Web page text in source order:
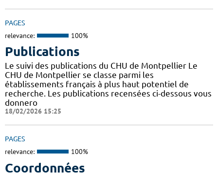
PAGES
relevance: 100%
Publications
Le suivi des publications du CHU de Montpellier Le
CHU de Montpellier se classe parmi les
établissements français à plus haut potentiel de
recherche. Les publications recensées ci-dessous vous
donnero
18/02/2026 15:25
PAGES
relevance: 100%
Coordonnées